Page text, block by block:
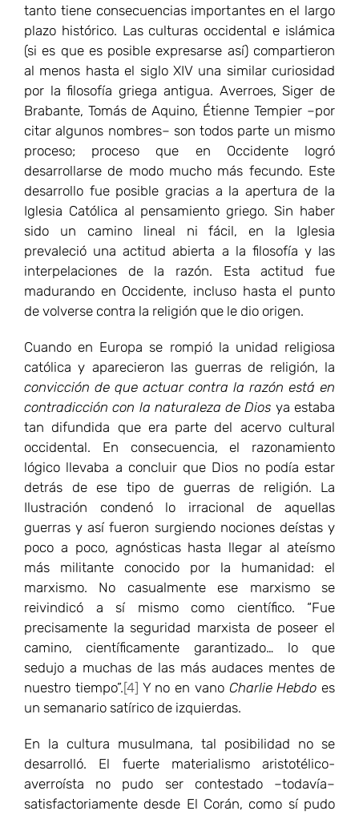
tanto tiene consecuencias importantes en el largo
plazo histórico. Las culturas occidental e islámica
(si es que es posible expresarse así) compartieron
al menos hasta el siglo XIV una similar curiosidad
por la filosofía griega antigua. Averroes, Siger de
Brabante, Tomás de Aquino, Étienne Tempier –por
citar algunos nombres– son todos parte un mismo
proceso; proceso que en Occidente logró
desarrollarse de modo mucho más fecundo. Este
desarrollo fue posible gracias a la apertura de la
Iglesia Católica al pensamiento griego. Sin haber
sido un camino lineal ni fácil, en la Iglesia
prevaleció una actitud abierta a la filosofía y las
interpelaciones de la razón. Esta actitud fue
madurando en Occidente, incluso hasta el punto
de volverse contra la religión que le dio origen.
Cuando en Europa se rompió la unidad religiosa
católica y aparecieron las guerras de religión, la
convicción de que actuar contra la razón está en
contradicción con la naturaleza de Dios ya estaba
tan difundida que era parte del acervo cultural
occidental. En consecuencia, el razonamiento
lógico llevaba a concluir que Dios no podía estar
detrás de ese tipo de guerras de religión. La
Ilustración condenó lo irracional de aquellas
guerras y así fueron surgiendo nociones deístas y
poco a poco, agnósticas hasta llegar al ateísmo
más militante conocido por la humanidad: el
marxismo. No casualmente ese marxismo se
reivindicó a sí mismo como científico. “Fue
precisamente la seguridad marxista de poseer el
camino, científicamente garantizado… lo que
sedujo a muchas de las más audaces mentes de
nuestro tiempo”.[4] Y no en vano Charlie Hebdo es
un semanario satírico de izquierdas.
En la cultura musulmana, tal posibilidad no se
desarrolló. El fuerte materialismo aristotélico-
averroísta no pudo ser contestado –todavía–
satisfactoriamente desde El Corán, como sí pudo